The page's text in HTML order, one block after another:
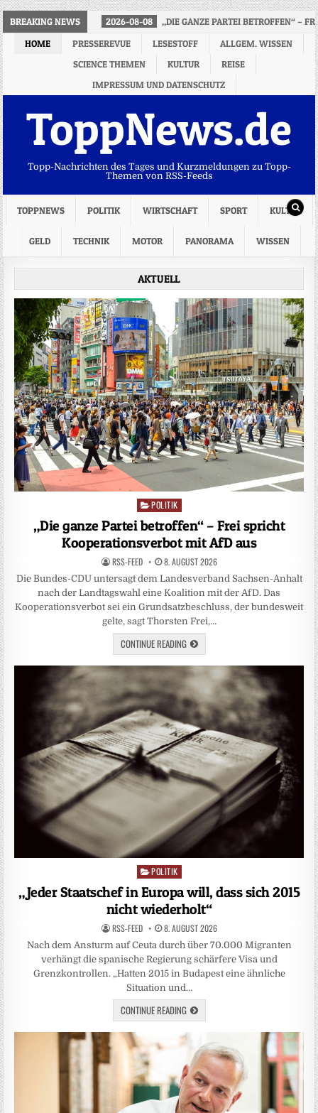
BREAKING NEWS 2026-08-08
„DIE GANZE PARTEI BETROFFEN“ –
HOME
PRESSEREVUE LESESTOFF
ALLGEM. WISSEN
SCIENCE THEMEN
KULTUR
REISE
IMPRESSUM UND DATENSCHUTZ
ToppNews.de
Topp-Nachrichten des Tages und Kurzmeldungen zu Topp-
Themen von RSS-Feeds
TOPPNEWS POLITIK WIRTSCHAFT SPORT KULTUR
GELD TECHNIK MOTOR PANORAMA WISSEN
AKTUELL
Posted
in
POLITIK
„Die ganze Partei betroffen“ – Frei spricht
Kooperationsverbot mit AfD aus
RSS-FEED 8. AUGUST 2026
Die Bundes-CDU untersagt dem Landesverband Sachsen-Anhalt
nach der Landtagswahl eine Koalition mit der AfD. Das
Kooperationsverbot sei ein Grundsatzbeschluss, der bundesweit
gelte, sagt Thorsten Frei,…
CONTINUE READING
Posted
in
POLITIK
„Jeder Staatschef in Europa will, dass sich 2015
nicht wiederholt“
RSS-FEED 8. AUGUST 2026
Nach dem Ansturm auf Ceuta durch über 70.000 Migranten
verhängt die spanische Regierung schärfere Visa und
Grenzkontrollen. „Hatten 2015 in Budapest eine ähnliche
Situation und…
CONTINUE READING